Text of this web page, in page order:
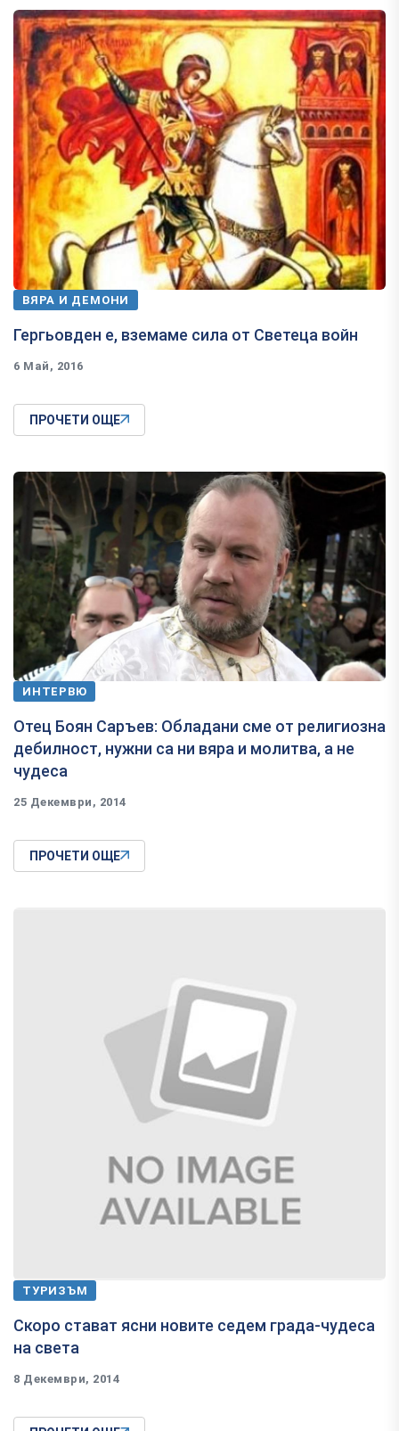
ВЯРА И ДЕМОНИ
​Гергьовден е, вземаме сила от Светеца войн
6 Май, 2016
ПРОЧЕТИ ОЩЕ
ИНТЕРВЮ
​Отец Боян Саръев: Обладани сме от религиозна
дебилност, нужни са ни вяра и молитва, а не
чудеса
25 Декември, 2014
ПРОЧЕТИ ОЩЕ
ТУРИЗЪМ
Скоро стават ясни новите седем града-чудеса
на света
8 Декември, 2014